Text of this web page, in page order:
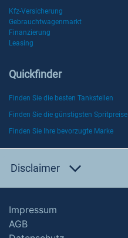
Kfz-Versicherung
Gebrauchtwagenmarkt
Finanzierung
Leasing
Quickfinder
Finden Sie die besten Tankstellen
Finden Sie die günstigsten Spritpreise
Finden Sie Ihre bevorzugte Marke
Disclaimer
Impressum
AGB